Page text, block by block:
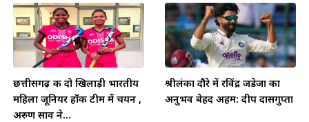
छत्तीसगढ़ की दो खिलाड़ी भारतीय
महिला जूनियर हॉकी टीम में चयन ,
अरुण साव ने...
श्रीलंका दौरे में रविंद्र जडेजा का
अनुभव बेहद अहम: दीप दासगुप्ता